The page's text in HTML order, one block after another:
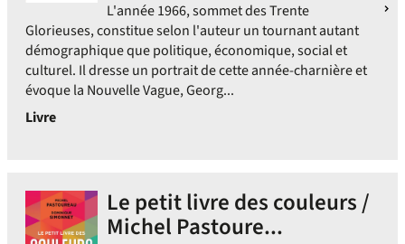
L'année 1966, sommet des Trente
Glorieuses, constitue selon l'auteur un tournant autant
démographique que politique, économique, social et
culturel. Il dresse un portrait de cette année-charnière et
évoque la Nouvelle Vague, Georg...
Livre
Le petit livre des couleurs /
Michel Pastoure...